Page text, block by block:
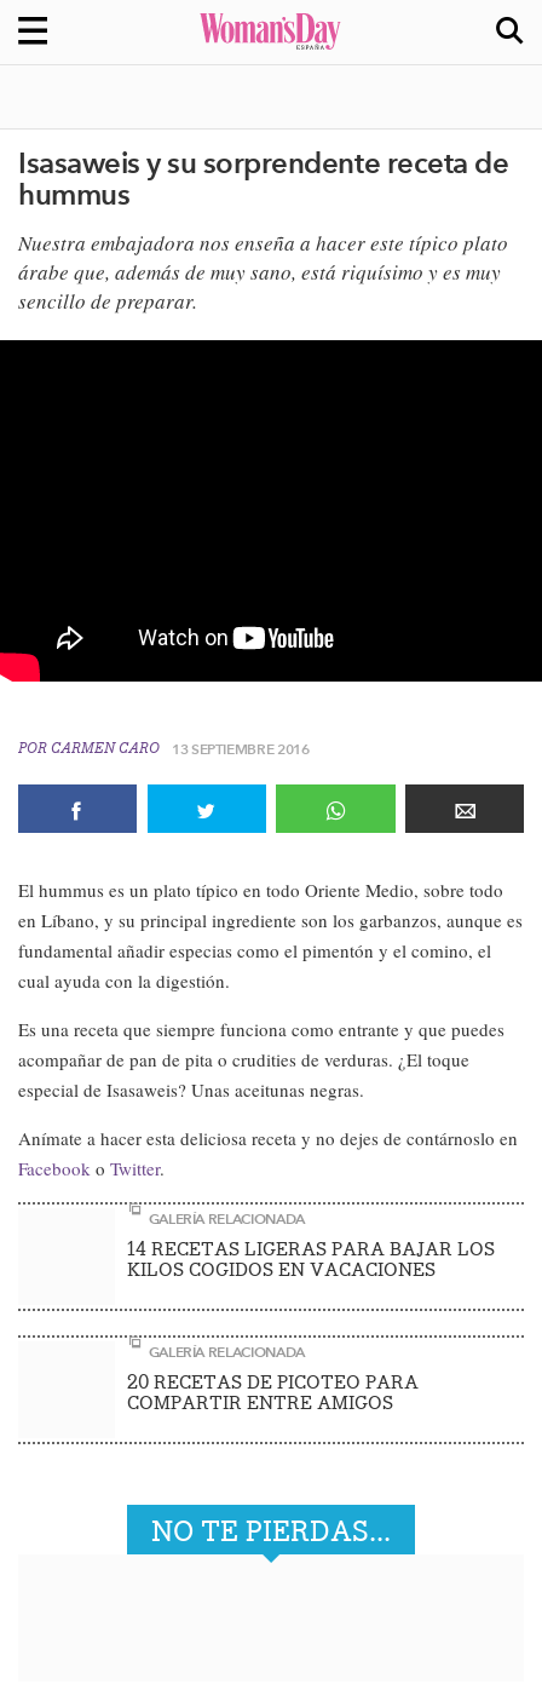
Isasaweis y su sorprendente receta de
hummus
​Nuestra embajadora nos enseña a hacer este típico plato
árabe que, además de muy sano, está riquísimo y es muy
sencillo de preparar.
POR CARMEN CARO 13 SEPTIEMBRE 2016
El hummus es un plato típico en todo Oriente Medio, sobre todo
en Líbano, y su principal ingrediente son los garbanzos, aunque es
fundamental añadir especias como el pimentón y el comino, el
cual ayuda con la digestión.
Es una receta que siempre funciona como entrante y que puedes
acompañar de pan de pita o crudities de verduras. ¿El toque
especial de Isasaweis? Unas aceitunas negras.
Anímate a hacer esta deliciosa receta y no dejes de contárnoslo en
Facebook o Twitter.
GALERÍA RELACIONADA
14 RECETAS LIGERAS PARA BAJAR LOS
KILOS COGIDOS EN VACACIONES
GALERÍA RELACIONADA
20 RECETAS DE PICOTEO PARA
COMPARTIR ENTRE AMIGOS
NO TE PIERDAS...